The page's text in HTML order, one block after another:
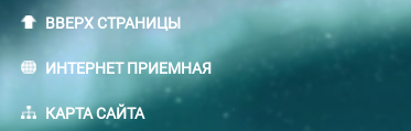
ВВЕРХ СТРАНИЦЫ
ИНТЕРНЕТ ПРИЕМНАЯ
КАРТА САЙТА